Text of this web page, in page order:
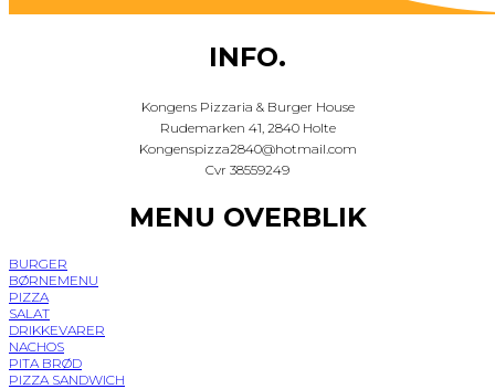
INFO.
Kongens Pizzaria & Burger House
Rudemarken 41, 2840 Holte
Kongenspizza2840@hotmail.com
Cvr 38559249
MENU OVERBLIK
BURGER
BØRNEMENU
PIZZA
SALAT
DRIKKEVARER
NACHOS
PITA BRØD
PIZZA SANDWICH